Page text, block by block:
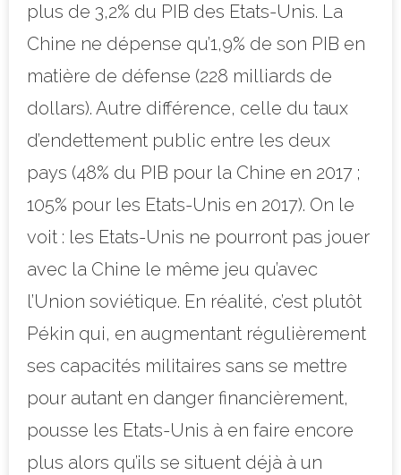
plus de 3,2% du PIB des Etats-Unis. La
Chine ne dépense qu’1,9% de son PIB en
matière de défense (228 milliards de
dollars). Autre différence, celle du taux
d’endettement public entre les deux
pays (48% du PIB pour la Chine en 2017 ;
105% pour les Etats-Unis en 2017). On le
voit : les Etats-Unis ne pourront pas jouer
avec la Chine le même jeu qu’avec
l’Union soviétique. En réalité, c’est plutôt
Pékin qui, en augmentant régulièrement
ses capacités militaires sans se mettre
pour autant en danger financièrement,
pousse les Etats-Unis à en faire encore
plus alors qu’ils se situent déjà à un